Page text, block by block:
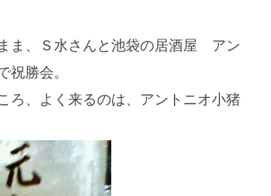
ま、Ｓ水さんと池袋の居酒屋 アン
祝勝会。
ろ、よく来るのは、アントニオ小猪